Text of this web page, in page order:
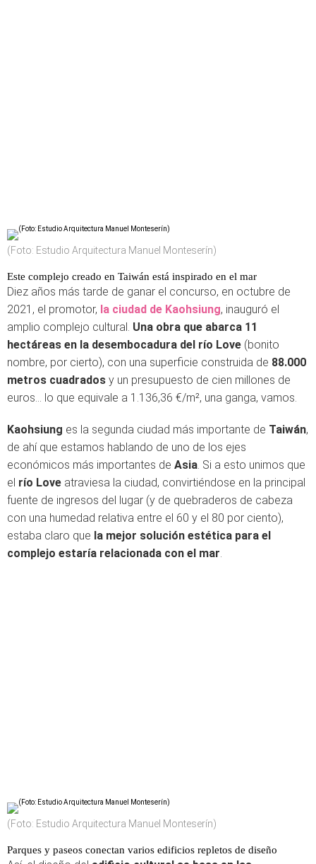
(Foto: Estudio Arquitectura Manuel Monteserín)
Este complejo creado en Taiwán está inspirado en el mar
Diez años más tarde de ganar el concurso, en octubre de
2021, el promotor, la ciudad de Kaohsiung, inauguró el
amplio complejo cultural. Una obra que abarca 11
hectáreas en la desembocadura del río Love (bonito
nombre, por cierto), con una superficie construida de 88.000
metros cuadrados y un presupuesto de cien millones de
euros… lo que equivale a 1.136,36 €/m², una ganga, vamos.
Kaohsiung es la segunda ciudad más importante de Taiwán,
de ahí que estamos hablando de uno de los ejes
económicos más importantes de Asia. Si a esto unimos que
el río Love atraviesa la ciudad, convirtiéndose en la principal
fuente de ingresos del lugar (y de quebraderos de cabeza
con una humedad relativa entre el 60 y el 80 por ciento),
estaba claro que la mejor solución estética para el
complejo estaría relacionada con el mar.
(Foto: Estudio Arquitectura Manuel Monteserín)
Parques y paseos conectan varios edificios repletos de diseño